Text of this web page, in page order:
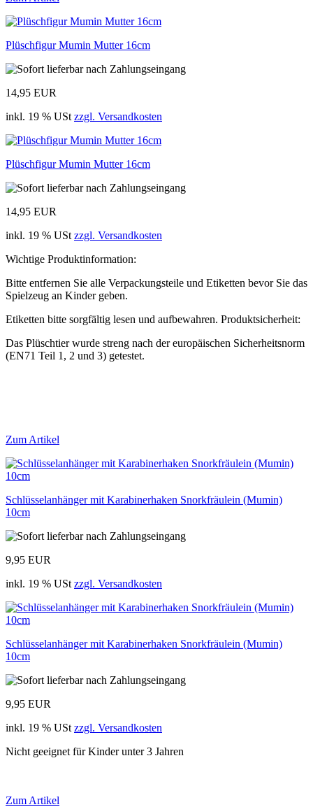
Plüschfigur Mumin Mutter 16cm
14,95 EUR
inkl. 19 % USt zzgl. Versandkosten
Plüschfigur Mumin Mutter 16cm
14,95 EUR
inkl. 19 % USt zzgl. Versandkosten
Wichtige Produktinformation:
Bitte entfernen Sie alle Verpackungsteile und Etiketten bevor Sie das
Spielzeug an Kinder geben.
Etiketten bitte sorgfältig lesen und aufbewahren. Produktsicherheit:
Das Plüschtier wurde streng nach der europäischen Sicherheitsnorm
(EN71 Teil 1, 2 und 3) getestet.
Zum Artikel
Schlüsselanhänger mit Karabinerhaken Snorkfräulein (Mumin)
10cm
9,95 EUR
inkl. 19 % USt zzgl. Versandkosten
Schlüsselanhänger mit Karabinerhaken Snorkfräulein (Mumin)
10cm
9,95 EUR
inkl. 19 % USt zzgl. Versandkosten
Nicht geeignet für Kinder unter 3 Jahren
Zum Artikel